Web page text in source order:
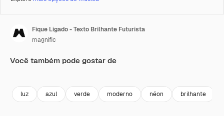
Fique Ligado - Texto Brilhante Futurista
magnific
Você também pode gostar de
luz azul verde moderno néon brilhante